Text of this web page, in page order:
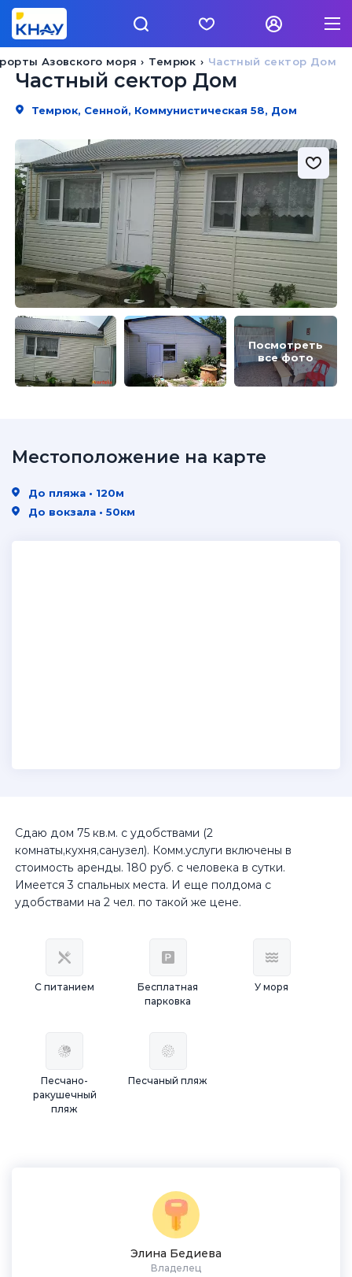
Частный сектор Дом
Темрюк
Азовского моря
Частный сектор Дом
Темрюк, Сенной, Коммунистическая 58, Дом
Посмотреть
все фото
Сдаю дом 75 кв.м. с удобствами (2
комнаты,кухня,санузел). Комм.услуги включены в
стоимость аренды. 180 руб. с человека в сутки.
Имеется 3 спальных места. И еще полдома с
удобствами на 2 чел. по такой же цене.
С питанием
Бесплатная
парковка
У моря
Песчано-
ракушечный
пляж
Песчаный пляж
Элина Бедиева
Владелец
Местоположение на карте
До пляжа • 120м
До вокзала • 50км